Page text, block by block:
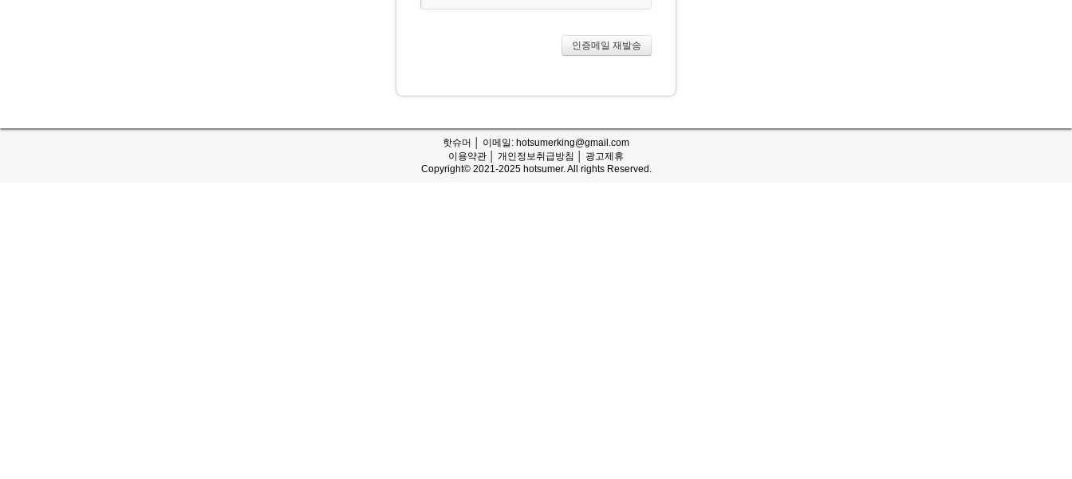
핫슈머 │ 이메일: hotsumerking@gmail.com
이용약관
개인정보취급방침
광고제휴
Copyright© 2021-2025 hotsumer. All rights Reserved.